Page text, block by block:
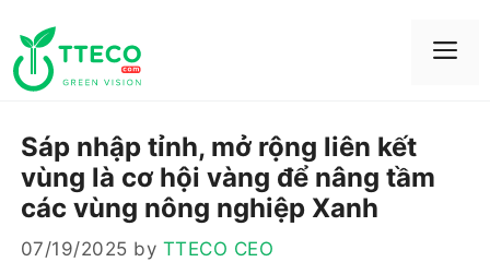
content
Sáp nhập tỉnh, mở rộng liên kết
vùng là cơ hội vàng để nâng tầm
các vùng nông nghiệp Xanh
07/19/2025 by TTECO CEO